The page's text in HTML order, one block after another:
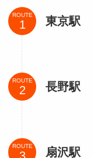
ROUTE 東京駅
ROUTE 長野駅
ROUTE 扇沢駅